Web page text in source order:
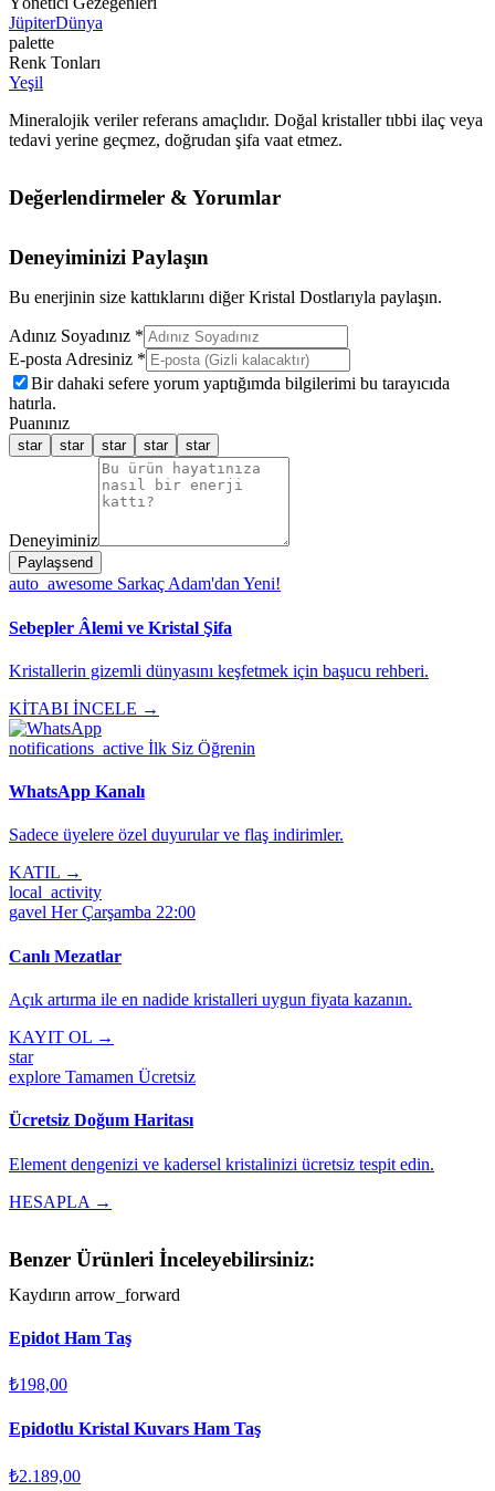
JüpiterDünya
palette
Renk Tonları
Yeşil
Mineralojik veriler referans amaçlıdır. Doğal kristaller tıbbi ilaç veya
tedavi yerine geçmez, doğrudan şifa vaat etmez.
Değerlendirmeler & Yorumlar
Deneyiminizi Paylaşın
Bu enerjinin size kattıklarını diğer Kristal Dostlarıyla paylaşın.
Adınız Soyadınız *
E-posta Adresiniz *
Bir dahaki sefere yorum yaptığımda bilgilerimi bu tarayıcıda
hatırla.
Puanınız
star star star star star
Deneyiminiz
Paylaşsend
auto_awesome Sarkaç Adam'dan Yeni!
Sebepler Âlemi ve Kristal Şifa
Kristallerin gizemli dünyasını keşfetmek için başucu rehberi.
KİTABI İNCELE →
notifications_active İlk Siz Öğrenin
WhatsApp Kanalı
Sadece üyelere özel duyurular ve flaş indirimler.
KATIL →
local_activity
gavel Her Çarşamba 22:00
Canlı Mezatlar
Açık artırma ile en nadide kristalleri uygun fiyata kazanın.
KAYIT OL →
star
explore Tamamen Ücretsiz
Ücretsiz Doğum Haritası
Element dengenizi ve kadersel kristalinizi ücretsiz tespit edin.
HESAPLA →
Benzer Ürünleri İnceleyebilirsiniz:
Kaydırın arrow_forward
Epidot Ham Taş
₺198,00
Epidotlu Kristal Kuvars Ham Taş
₺2.189,00